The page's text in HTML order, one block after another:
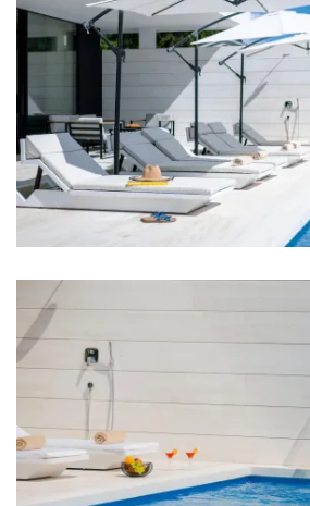
Kupaonica 4: en suite, umivaonik,
Kupaonica 5: umivaonik, wc, tuš
Perilica rublja
Sušilica rublja
Sušilo za kosu
Pegla za robu
Ručnici
Kuhinja